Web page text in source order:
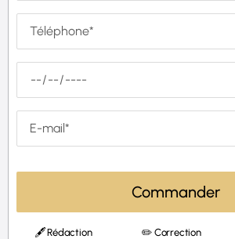
Commander
🖋 Rédaction ✏️ Correction